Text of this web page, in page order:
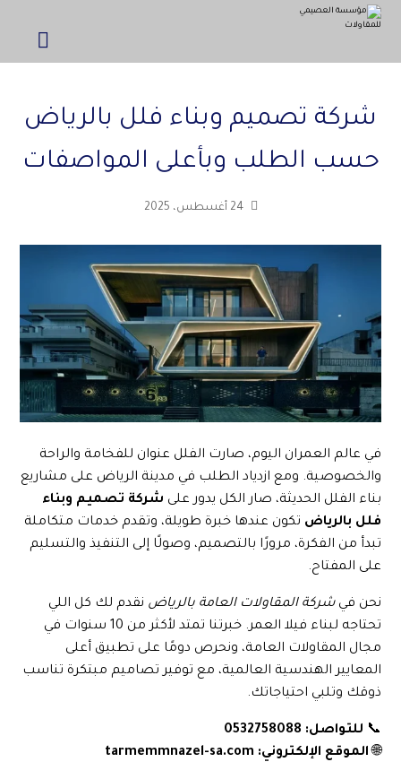
شركة تصميم وبناء فلل بالرياض
حسب الطلب وبأعلى المواصفات
24 أغسطس، 2025
في عالم العمران اليوم، صارت الفلل عنوان للفخامة والراحة
والخصوصية. ومع ازدياد الطلب في مدينة الرياض على مشاريع
بناء الفلل الحديثة، صار الكل يدور على شركة تصميم وبناء
فلل بالرياض تكون عندها خبرة طويلة، وتقدم خدمات متكاملة
تبدأ من الفكرة، مرورًا بالتصميم، وصولًا إلى التنفيذ والتسليم
على المفتاح.
نحن فيشركة المقاولات العامة بالرياض نقدم لك كل اللي
تحتاجه لبناء فيلا العمر. خبرتنا تمتد لأكثر من 10 سنوات في
مجال المقاولات العامة، ونحرص دومًا على تطبيق أعلى
المعايير الهندسية العالمية، مع توفير تصاميم مبتكرة تناسب
ذوقك وتلبي احتياجاتك.
📞 للتواصل: 0532758088
🌐الموقع الإلكتروني: tarmemmnazel-sa.com